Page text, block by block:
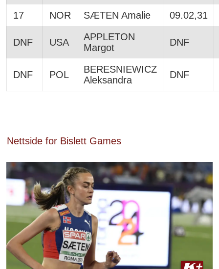
17 NOR SÆTEN Amalie 09.02,31
DNF USA
APPLETON
Margot
DNF
DNF POL
BERESNIEWICZ
Aleksandra
DNF
Nettside for Bislett Games